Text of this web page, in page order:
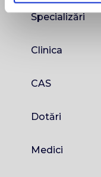
Specializări
Clinica
CAS
Dotări
Medici